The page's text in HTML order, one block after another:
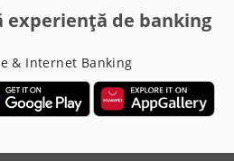
experiență de banking
& Internet Banking